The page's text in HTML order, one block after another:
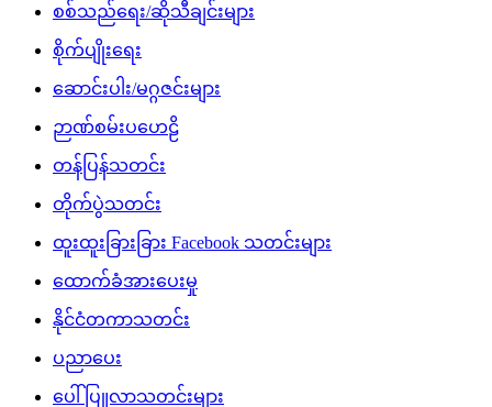
စစ်သည်ရေး/ဆိုသီချင်းများ
စိုက်ပျိုးရေး
ဆောင်းပါး/မဂ္ဂဇင်းများ
ဉာဏ်စမ်းပဟေဠိ
တန်ပြန်သတင်း
တိုက်ပွဲသတင်း
ထူးထူးခြားခြား Facebook သတင်းများ
ထောက်ခံအားပေးမှု
နိုင်ငံတကာသတင်း
ပညာပေး
ပေါ်ပြူလာသတင်းများ